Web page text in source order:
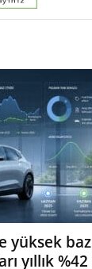
yüksek baz
yıllık %42